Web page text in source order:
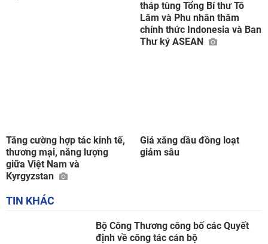
tháp tùng Tổng Bí thư Tô
Lâm và Phu nhân thăm
chính thức Indonesia và Ban
Thư ký ASEAN
Tăng cường hợp tác kinh tế,
thương mại, năng lượng
giữa Việt Nam và
Kyrgyzstan
Giá xăng dầu đồng loạt
giảm sâu
TIN KHÁC
Bộ Công Thương công bố các Quyết
định về công tác cán bộ